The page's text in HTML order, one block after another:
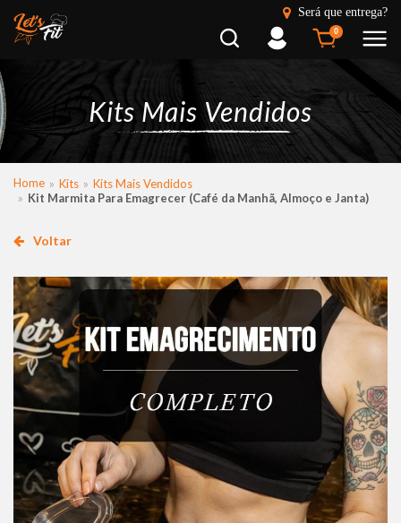
Será que entrega?
Busca Entrar 0
Kits Mais Vendidos
Home Kits
Kits Mais Vendidos
Kit Marmita Para Emagrecer (Café da Manhã, Almoço e Janta)
Voltar